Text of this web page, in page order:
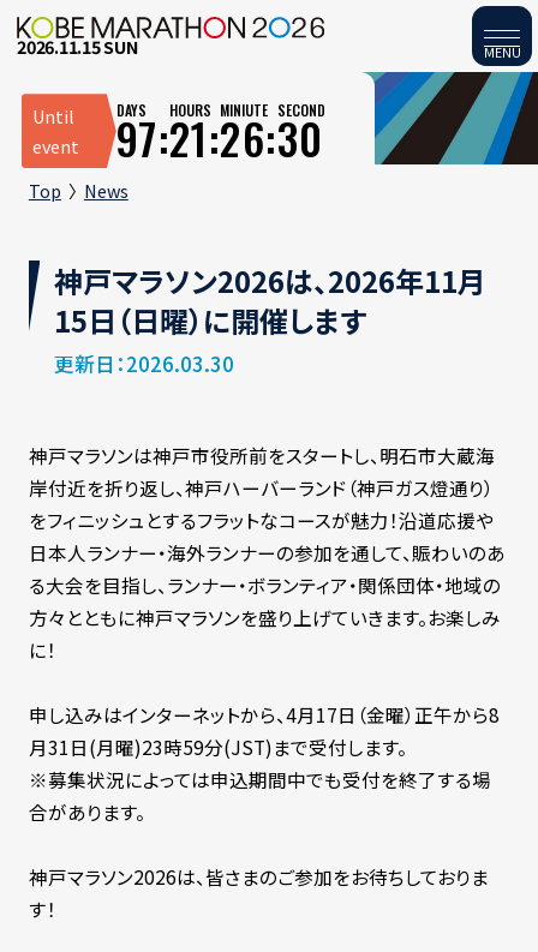
2026.11.15 SUN
Until
event
97:
DAYS 21:
HOURS 26:
MINIUTE 30
SECOND
Top News
神戸マラソン2026は、2026年11月
15日（日曜）に開催します
更新日：2026.03.30
神戸マラソンは神戸市役所前をスタートし、明石市大蔵海
岸付近を折り返し、神戸ハーバーランド（神戸ガス燈通り）
をフィニッシュとするフラットなコースが魅力！沿道応援や
日本人ランナー・海外ランナーの参加を通して、賑わいのあ
る大会を目指し、ランナー・ボランティア・関係団体・地域の
方々とともに神戸マラソンを盛り上げていきます。お楽しみ
に！
申し込みはインターネットから、4月17日（金曜）正午から8
月31日(月曜)23時59分(JST)まで受付します。
※募集状況によっては申込期間中でも受付を終了する場
合があります。
神戸マラソン2026は、皆さまのご参加をお待ちしておりま
す！
MENU